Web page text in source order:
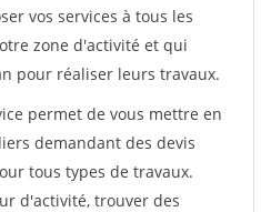
vos services à tous les
zone d'activité et qui
pour réaliser leurs travaux.
permet de vous mettre en
demandant des devis
tous types de travaux.
d'activité, trouver des